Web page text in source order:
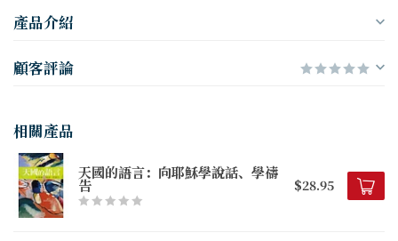
產品介紹
顧客評論
相關產品
天國的語言：向耶穌學說話、學禱
告 $28.95